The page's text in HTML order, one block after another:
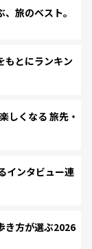
旅のベスト。
とにランキン
くなる 旅先・
インタビュー連
き方が選ぶ2026